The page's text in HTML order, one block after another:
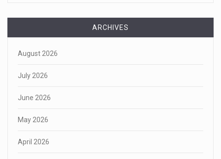
ARCHIVES
August 2026
July 2026
June 2026
May 2026
April 2026